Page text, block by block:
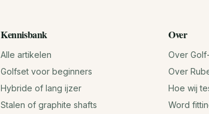
Kennisbank
Alle artikelen
Golfset voor beginners
Hybride of lang ijzer
Stalen of graphite shafts
Over
Over
Over
Hoe wij
Word